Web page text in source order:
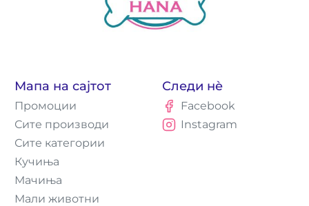
Мапа на сајтот
Промоции
Сите производи
Сите категории
Кучиња
Мачиња
Мали животни
Следи нè
Facebook
Instagram